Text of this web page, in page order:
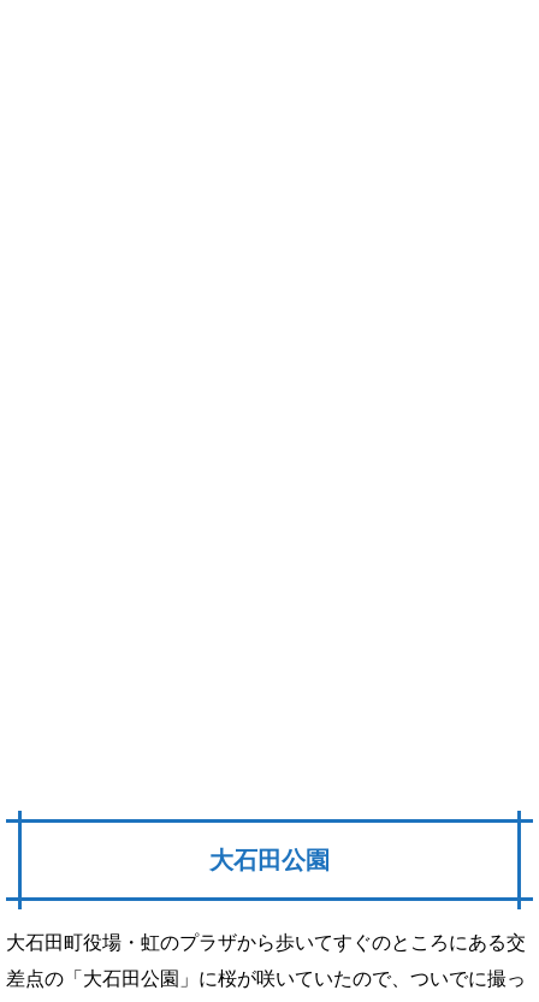
大石田公園
大石田町役場・虹のプラザから歩いてすぐのところにある交
差点の「大石田公園」に桜が咲いていたので、ついでに撮っ